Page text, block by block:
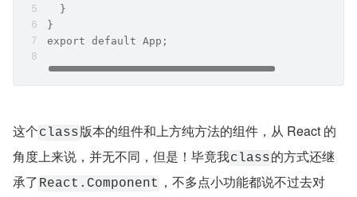
  }
}
export default App;
这个class版本的组件和上方纯方法的组件，从 React 的
角度上来说，并无不同，但是！毕竟我class的方式还继
承了 React.Component ，不多点小功能都说不过去对